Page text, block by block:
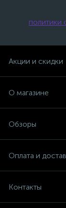
политики
Акции и скидки
О магазине
Обзоры
Оплата и
Контакты